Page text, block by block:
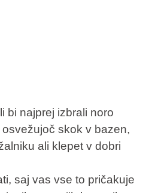
bi najprej izbrali noro
skok v bazen,
ali klepet v dobri
saj vas vse to pričakuje